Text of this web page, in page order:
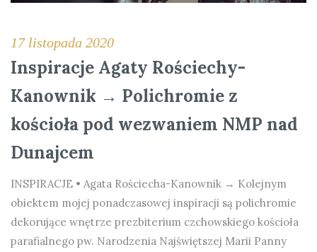
17 listopada 2020
Inspiracje Agaty Rościechy-
Kanownik → Polichromie z
kościoła pod wezwaniem NMP nad
Dunajcem
INSPIRACJE • Agata Rościecha-Kanownik → Kolejnym
obiektem mojej ponadczasowej inspiracji są polichromie
dekorujące wnętrze prezbiterium czchowskiego kościoła
parafialnego pw. Narodzenia Najświętszej Marii Panny